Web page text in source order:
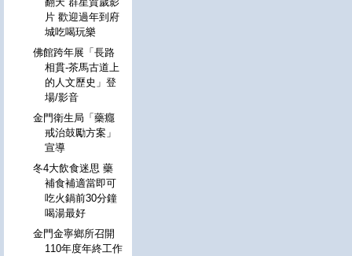
片 歡迎過年到府
城吃喝玩樂
佛館跨年展「長路
相貫-茶馬古道上
的人文歷史」登
場/影音
金門衛生局「藥癮
戒治鼓勵方案」
宣導
冬4大飲食迷思 藥
補食補適當即可
吃火鍋前30分鐘
喝湯最好
金門金寧鄉所召開
110年度年終工作